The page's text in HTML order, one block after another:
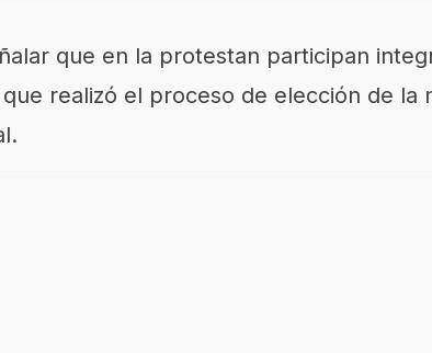
que en la protestan participan
realizó el proceso de elección de la